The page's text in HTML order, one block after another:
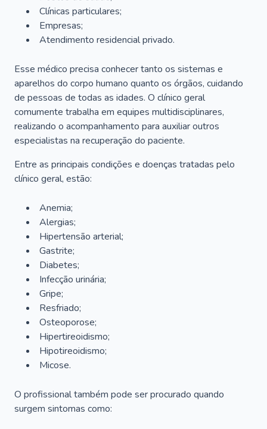
Clínicas particulares;
Empresas;
Atendimento residencial privado.
Esse médico precisa conhecer tanto os sistemas e
aparelhos do corpo humano quanto os órgãos, cuidando
de pessoas de todas as idades. O clínico geral
comumente trabalha em equipes multidisciplinares,
realizando o acompanhamento para auxiliar outros
especialistas na recuperação do paciente.
Entre as principais condições e doenças tratadas pelo
clínico geral, estão:
Anemia;
Alergias;
Hipertensão arterial;
Gastrite;
Diabetes;
Infecção urinária;
Gripe;
Resfriado;
Osteoporose;
Hipertireoidismo;
Hipotireoidismo;
Micose.
O profissional também pode ser procurado quando
surgem sintomas como: